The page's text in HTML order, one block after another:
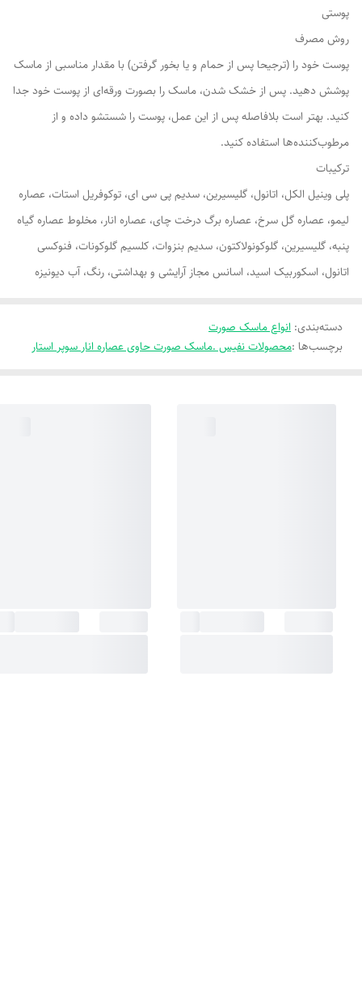
پوستی
روش مصرف
پوست خود را (ترجیحا پس از حمام و یا بخور گرفتن) با مقدار مناسبی از ماسک
پوشش دهید. پس از خشک شدن، ماسک را بصورت ورقه‌ای از پوست خود جدا
کنید. بهتر است بلافاصله پس از این عمل، پوست را شستشو داده و از
مرطوب‌کننده‌ها استفاده کنید.
ترکیبات
پلی وینیل الکل، اتانول، گلیسیرین، سدیم پی سی ای، توکوفریل استات، عصاره
لیمو، عصاره گل سرخ، عصاره برگ درخت چای، عصاره انار، مخلوط عصاره گیاه
پنبه، گلیسیرین، گلوکونولاکتون، سدیم بنزوات، کلسیم گلوکونات، فنوکسی
اتانول، اسکوربیک اسید، اسانس مجاز آرایشی و بهداشتی، رنگ، آب دیونیزه
دسته‌بندی: انواع ماسک صورت
برچسب‌ها :محصولات نفیس .ماسک صورت حاوی عصاره انار سوپر استار